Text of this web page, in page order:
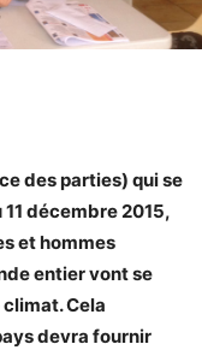
des parties) qui se
décembre 2015,
et hommes
entier vont se
Cela
devra fournir